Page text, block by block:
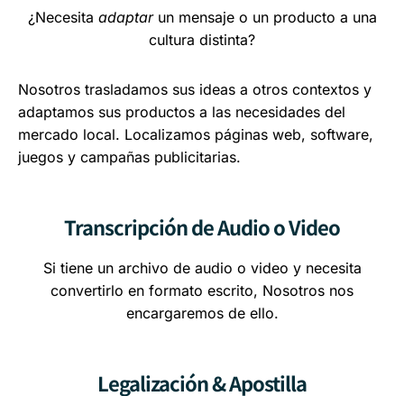
¿Necesita adaptarun mensaje o un producto a una
cultura distinta?
Nosotros trasladamos sus ideas a otros contextos y
adaptamos sus productos a las necesidades del
mercado local. Localizamos páginas web, software,
juegos y campañas publicitarias.
Transcripción de Audio o Video
Si tiene un archivo de audio o video y necesita
convertirlo en formato escrito, Nosotros nos
encargaremos de ello.
Legalización & Apostilla